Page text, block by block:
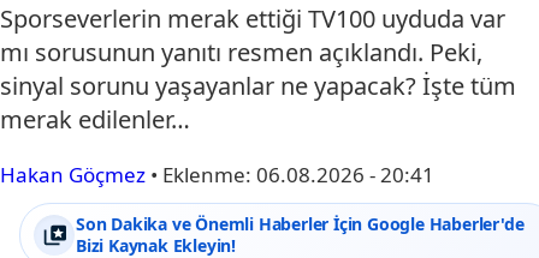
Sporseverlerin merak ettiği TV100 uyduda var
mı sorusunun yanıtı resmen açıklandı. Peki,
sinyal sorunu yaşayanlar ne yapacak? İşte tüm
merak edilenler…
Hakan Göçmez • Eklenme: 06.08.2026 - 20:41
Son Dakika ve Önemli Haberler İçin Google Haberler'de
Bizi Kaynak Ekleyin!